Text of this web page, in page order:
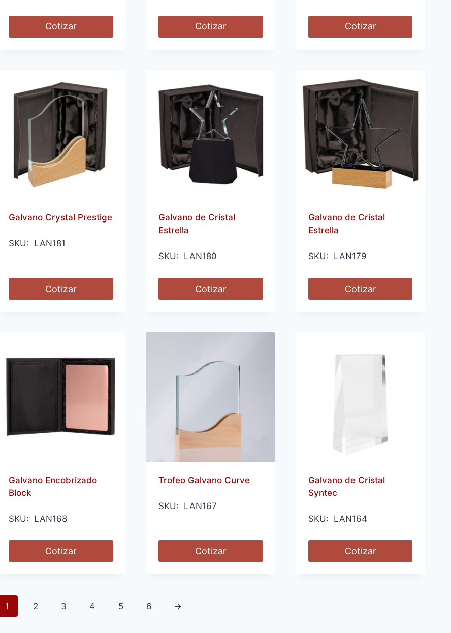
Cotizar Cotizar Cotizar
Galvano Crystal Prestige
SKU: LAN181
Cotizar
Galvano de Cristal
Estrella
SKU: LAN180
Cotizar
Galvano de Cristal
Estrella
SKU: LAN179
Cotizar
Galvano Encobrizado
Block
SKU: LAN168
Cotizar
Trofeo Galvano Curve
SKU: LAN167
Cotizar
Galvano de Cristal
Syntec
SKU: LAN164
Cotizar
1 2 3 4 5 6 →